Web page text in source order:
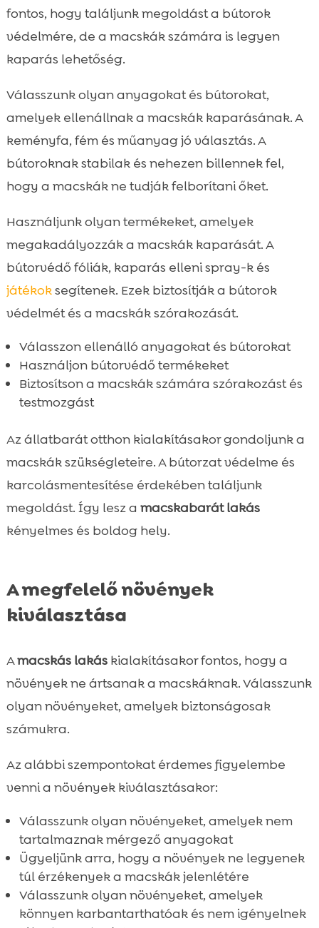
fontos, hogy találjunk megoldást a bútorok
védelmére, de a macskák számára is legyen
kaparás lehetőség.
Válasszunk olyan anyagokat és bútorokat,
amelyek ellenállnak a macskák kaparásának. A
keményfa, fém és műanyag jó választás. A
bútoroknak stabilak és nehezen billennek fel,
hogy a macskák ne tudják felborítani őket.
Használjunk olyan termékeket, amelyek
megakadályozzák a macskák kaparását. A
bútorvédő fóliák, kaparás elleni spray-k és
játékoksegítenek. Ezek biztosítják a bútorok
védelmét és a macskák szórakozását.
Válasszon ellenálló anyagokat és bútorokat
Használjon bútorvédő termékeket
Biztosítson a macskák számára szórakozást és
testmozgást
Az állatbarát otthon kialakításakor gondoljunk a
macskák szükségleteire. A bútorzat védelme és
karcolásmentesítése érdekében találjunk
megoldást. Így lesz a macskabarát lakás
kényelmes és boldog hely.
A megfelelő növények
kiválasztása
Amacskás lakáskialakításakor fontos, hogy a
növények ne ártsanak a macskáknak. Válasszunk
olyan növényeket, amelyek biztonságosak
számukra.
Az alábbi szempontokat érdemes figyelembe
venni a növények kiválasztásakor:
Válasszunk olyan növényeket, amelyek nem
tartalmaznak mérgező anyagokat
Ügyeljünk arra, hogy a növények ne legyenek
túl érzékenyek a macskák jelenlétére
Válasszunk olyan növényeket, amelyek
könnyen karbantarthatóak és nem igényelnek